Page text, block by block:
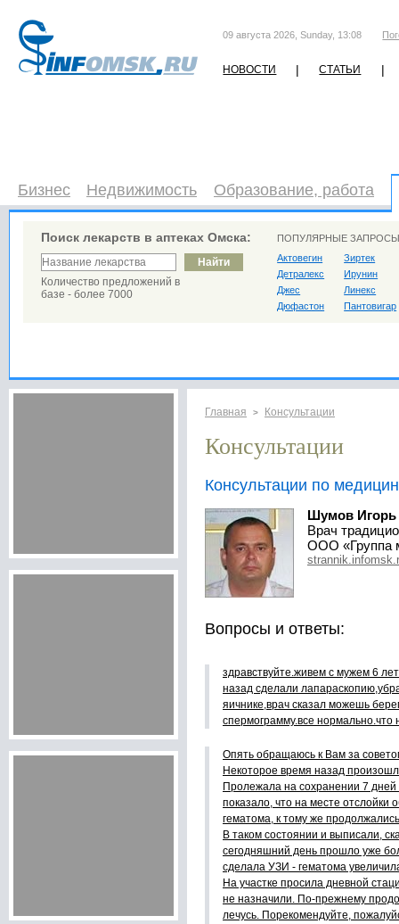
09 августа 2026, Sunday, 13:08
НОВОСТИ | СТАТЬИ |
Бизнес Недвижимость Образование, работа
Поиск лекарств в аптеках Омска:
Количество предложений в
базе - более 7000
ПОПУЛЯРНЫЕ
Актовегин
Детралекс
Джес
Дюфастон
Зиртек
Ирунин
Линекс
Пантовигар
Главная > Консультации
Консультации
Консультации по
Шумов
Врач
ООО «Группа
Вопросы и ответы:
здравствуйте.живем с мужем 6
назад сделали
яичнике,врач сказал можешь
спермограмму.все нормально.что
Опять обращаюсь к Вам за
Некоторое время назад
Пролежала на сохранении 7
показало, что на месте отслойки
гематома, к тому же
В таком состоянии и выписали,
сегодняшний день прошло уже
сделала УЗИ - гематома
На участке просила дневной
не назначили. По-прежнему
лечусь. Порекомендуйте,